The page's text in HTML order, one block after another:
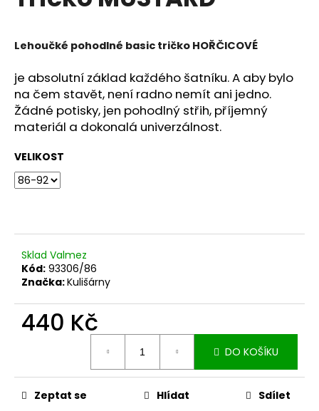
5Lehoučké pohodlné basic tričko HOŘČICOVÉ
je absolutní základ každého šatníku. A aby bylo
na čem stavět, není radno nemít ani jedno.
Žádné potisky, jen pohodlný střih, příjemný
materiál a dokonalá univerzálnost.
VELIKOST
Sklad Valmez
Kód: 93306/86
Značka:Kulišárny
440 Kč
DO KOŠÍKU
Zeptat se Hlídat Sdílet
j
í
t
?
p
o
u
č
m
e